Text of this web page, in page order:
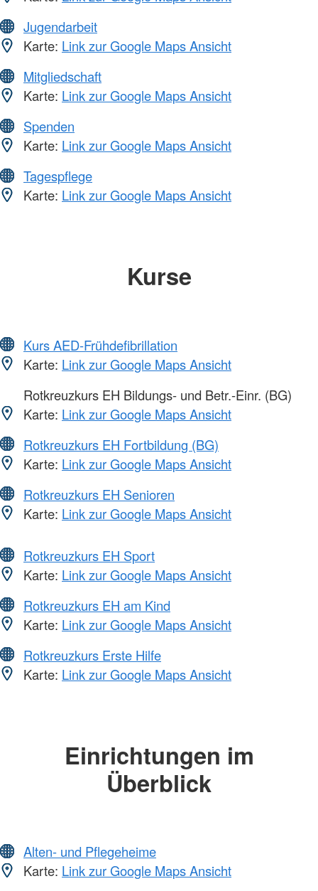
Jugendarbeit
Karte: Link zur Google Maps Ansicht
Mitgliedschaft
Karte: Link zur Google Maps Ansicht
Spenden
Karte: Link zur Google Maps Ansicht
Tagespflege
Karte: Link zur Google Maps Ansicht
Kurse
Kurs AED-Frühdefibrillation
Karte: Link zur Google Maps Ansicht
Rotkreuzkurs EH Bildungs- und Betr.-Einr. (BG)
Karte: Link zur Google Maps Ansicht
Rotkreuzkurs EH Fortbildung (BG)
Karte: Link zur Google Maps Ansicht
Rotkreuzkurs EH Senioren
Karte: Link zur Google Maps Ansicht
Rotkreuzkurs EH Sport
Karte: Link zur Google Maps Ansicht
Rotkreuzkurs EH am Kind
Karte: Link zur Google Maps Ansicht
Rotkreuzkurs Erste Hilfe
Karte: Link zur Google Maps Ansicht
Einrichtungen im
Überblick
Alten- und Pflegeheime
Karte: Link zur Google Maps Ansicht